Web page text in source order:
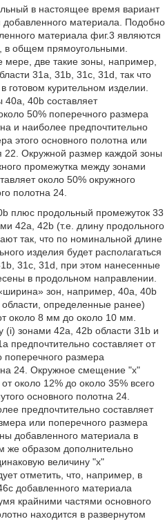
в настоящее время вариант
добавленного материала. Подобно
материала фиг.3 являются
в общем прямоугольными.
две такие зоны, например,
31а, 31b, 31с, 31d, так что
готовом курительном изделии.
40b составляет
50% поперечного размера
и наиболее предпочтительно
этого основного полотна или
22. Окружной размер каждой зоны
промежутка между зонами
около 50% окружного
полотна 24.
плюс продольный промежуток 33
42а, 42b (т.е. длину продольного
так, что по номинальной длине
изделия будет располагаться
31с, 31d, при этом нанесенные
в продольном направлении.
зон, например, 40а, 40b
определенные ранее)
около 8 мм до около 10 мм.
зонами 42а, 42b области 31b и
предпочтительно составляет от
поперечного размера
24. Окружное смещение "х"
около 12% до около 35% всего
основного полотна 24.
предпочтительно составляет
или поперечного размера
добавленного материала в
же образом дополнительно
величину "х"
отметить, что, например, в
добавленного материала
крайними частями основного
находится в развернутом